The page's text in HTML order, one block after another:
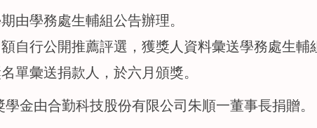
由學務處生輔組公告辦理。
自行公開推薦評選，獲獎人資料彙送學務處生輔
單彙送捐款人，於六月頒獎。
金由合勤科技股份有限公司朱順一董事長捐贈。